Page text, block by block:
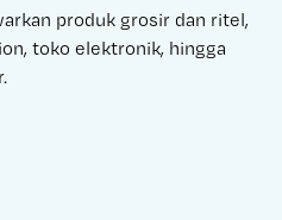
produk grosir dan ritel,
toko elektronik, hingga